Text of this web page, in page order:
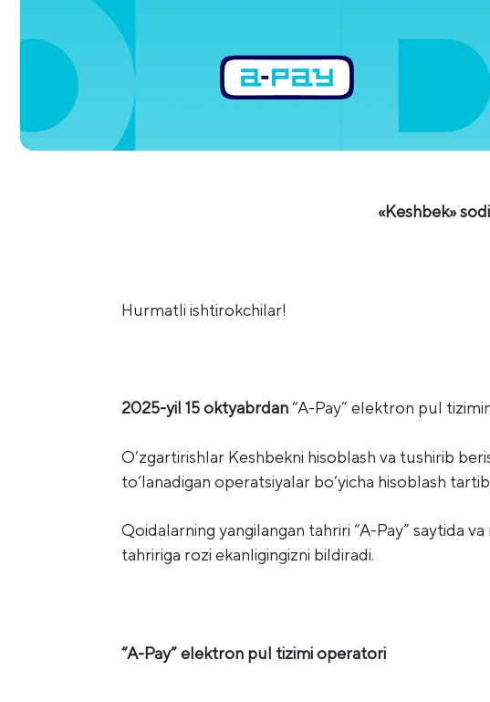
«Keshbek»
Hurmatli ishtirokchilar!
2025-yil 15 oktyabrdan“A-Pay” elektron pul
O‘zgartirishlar Keshbekni hisoblash va tushirib
to‘lanadigan operatsiyalar bo‘yicha hisoblash
Qoidalarning yangilangan tahriri “A-Pay” saytida
tahririga rozi ekanligingizni bildiradi.
“A-Pay” elektron pul tizimi operatori